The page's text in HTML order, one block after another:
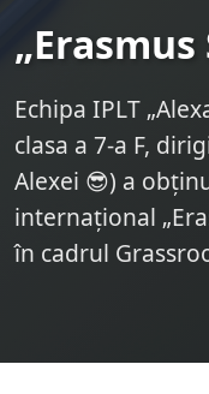
„Erasmus
Echipa IPLT
clasa a 7-a F,
Alexei 😎) a
internațional
în cadrul